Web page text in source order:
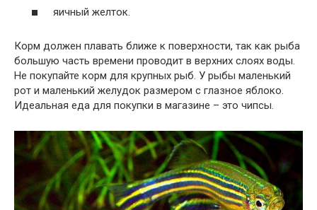
яичный желток.
Корм должен плавать ближе к поверхности, так как рыба
большую часть времени проводит в верхних слоях воды.
Не покупайте корм для крупных рыб. У рыбы маленький
рот и маленький желудок размером с глазное яблоко.
Идеальная еда для покупки в магазине – это чипсы.